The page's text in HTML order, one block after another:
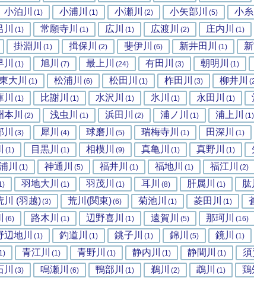
小泊川 (1) 小浦川 (1) 小瀬川 (2) 小矢部川 (5) 小糸
(1) 常願寺川 (1) 広川 (1) 広渡川 (2) 庄内川 (1)
掛淵川 (1) 揖保川 (2) 斐伊川 (6) 新井田川 (1) 新
川 (1) 旭川 (7) 最上川 (24) 有田川 (3) 朝明川 (1)
大川 (1) 松浦川 (6) 松田川 (1) 柞田川 (3) 柳井川
(1) 比謝川 (1) 水沢川 (1) 氷川 (1) 永田川 (1)
本川 (2) 浅虫川 (1) 浜田川 (2) 浦ノ川 (1) 浦上川 (1)
(3) 犀川 (4) 球磨川 (5) 瑞梅寺川 (1) 田深川 (1)
(1) 目黒川 (1) 相模川 (9) 真亀川 (1) 真野川 (1)
川 (1) 神通川 (5) 福井川 (1) 福地川 (1) 福江川 (2)
羽地大川 (1) 羽茂川 (1) 耳川 (8) 肝属川 (1) 肱
川 (羽越)(3) 荒川(関東)(6) 菊池川 (1) 菱田川 (1)
(6) 路木川 (1) 辺野喜川 (1) 遠賀川 (5) 那珂川 (16)
辺地川 (1) 釣道川 (1) 銚子川 (1) 錦川 (5) 鏡川 (1)
青江川 (1) 青野川 (1) 静内川 (1) 静間川 (1) 須
(3) 鳴瀬川 (6) 鴨部川 (1) 鵜川 (2) 鵡川 (1) 鶏